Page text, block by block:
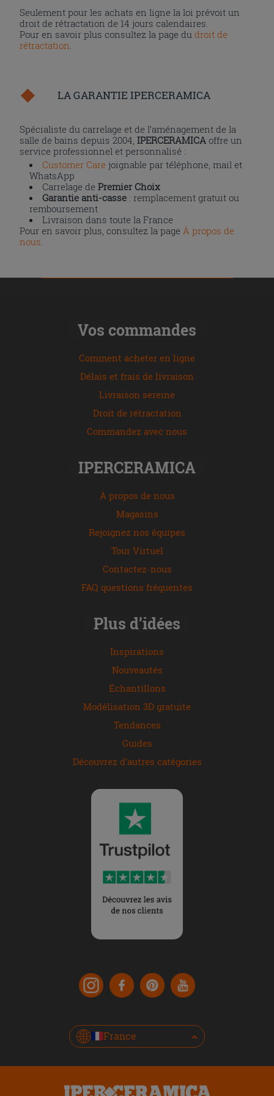
Seulement pour les achats en ligne la loi prévoit un
droit de rétractation de 14 jours calendaires.
Pour en savoir plus consultez la page dudroit de
rétractation
LA GARANTIE IPERCERAMICA
Spécialiste du carrelage et de l’aménagement de la
salle de bains depuis 2004,IPERCERAMICA offre un
service professionnel et personnalisé :
Customer Care joignable par téléphone, mail et
WhatsApp
Carrelage dePremier Choix
Garantie anti-casse : remplacement gratuit ou
remboursement
Livraison dans toute la France
Pour en savoir plus, consultez la page À propos de
nous
Vos commandes
Comment acheter en ligne
Délais et frais de livraison
Livraison sereine
Droit de rétractation
Commandez avec nous
IPERCERAMICA
À propos de nous
Magasins
Rejoignez nos équipes
Tour Virtuel
Contactez-nous
FAQ questions fréquentes
Plus d’idées
Inspirations
Nouveautés
Échantillons
Modélisation 3D gratuite
Tendances
Guides
Découvrez d'autres catégories
France